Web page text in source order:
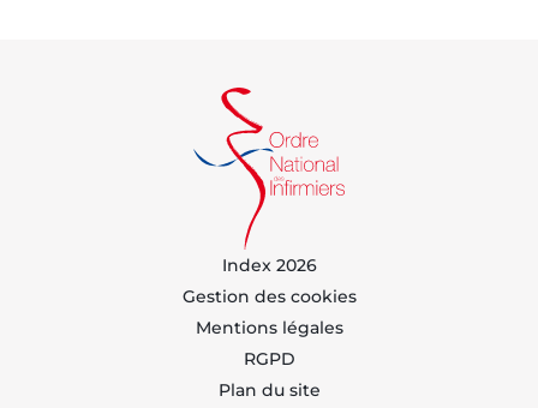
Index 2026
Gestion des cookies
Mentions légales
RGPD
Plan du site